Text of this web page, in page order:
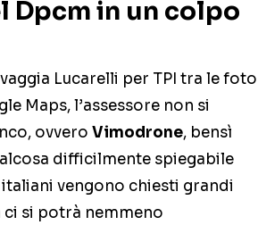
Dpcm in un colpo
Lucarelli per TPI tra le foto
Maps, l’assessore non si
ovvero Vimodrone, bensì
difficilmente spiegabile
vengono chiesti grandi
ci si potrà nemmeno